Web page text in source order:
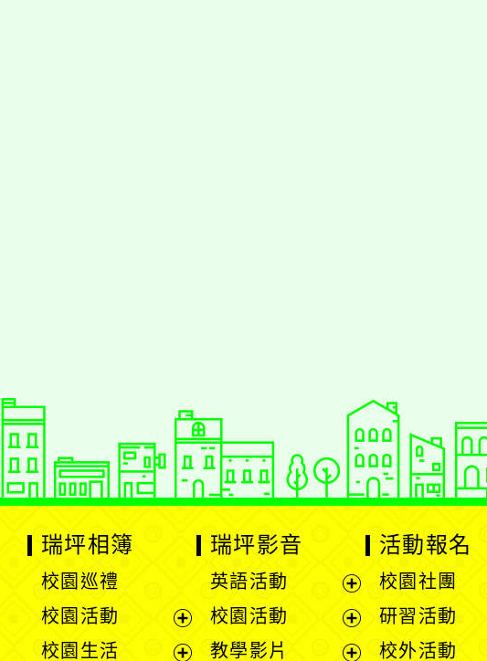
瑞坪相簿
校園巡禮
校園活動
展
校園生活
瑞坪影音
英語活動
展
校園活動
展
教學影片
活動報名
校園社團
研習活動
校外活動